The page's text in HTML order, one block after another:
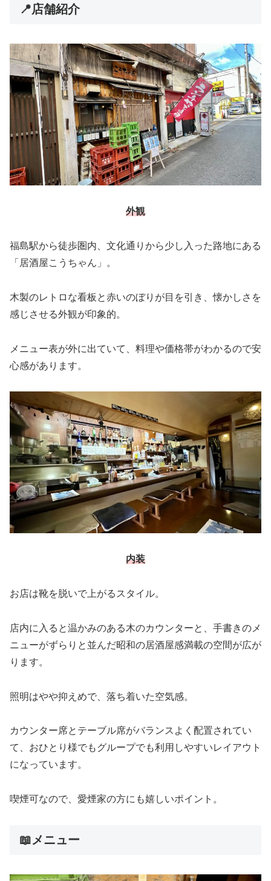
📍店舗紹介
外観
福島駅から徒歩圏内、文化通りから少し入った路地にある
「居酒屋こうちゃん」。
木製のレトロな看板と赤いのぼりが目を引き、懐かしさを
感じさせる外観が印象的。
メニュー表が外に出ていて、料理や価格帯がわかるので安
心感があります。
内装
お店は靴を脱いで上がるスタイル。
店内に入ると温かみのある木のカウンターと、手書きのメ
ニューがずらりと並んだ昭和の居酒屋感満載の空間が広が
ります。
照明はやや抑えめで、落ち着いた空気感。
カウンター席とテーブル席がバランスよく配置されてい
て、おひとり様でもグループでも利用しやすいレイアウト
になっています。
喫煙可なので、愛煙家の方にも嬉しいポイント。
📖メニュー